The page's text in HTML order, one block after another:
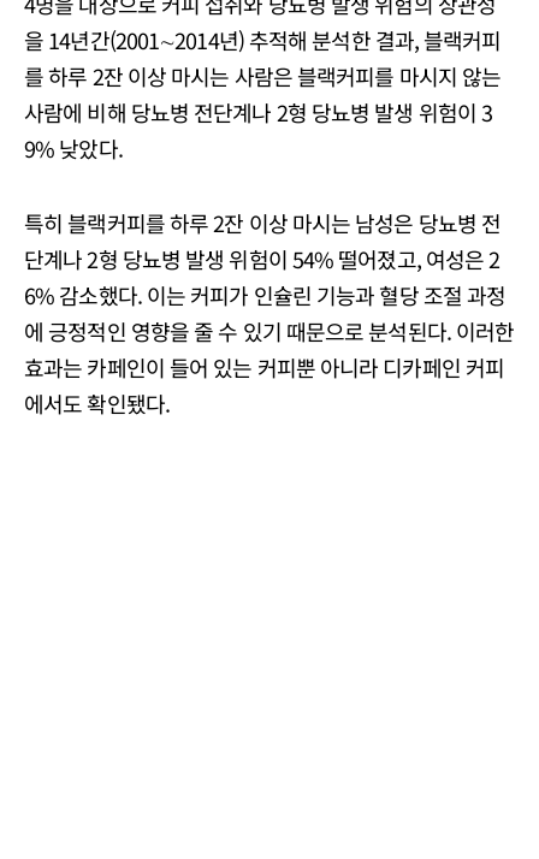
을 14년간(2001∼2014년) 추적해 분석한 결과, 블랙커피
를 하루 2잔 이상 마시는 사람은 블랙커피를 마시지 않는
사람에 비해 당뇨병 전단계나 2형 당뇨병 발생 위험이 3
9% 낮았다.
특히 블랙커피를 하루 2잔 이상 마시는 남성은 당뇨병 전
단계나 2형 당뇨병 발생 위험이 54% 떨어졌고, 여성은 2
6% 감소했다. 이는 커피가 인슐린 기능과 혈당 조절 과정
에 긍정적인 영향을 줄 수 있기 때문으로 분석된다. 이러한
효과는 카페인이 들어 있는 커피뿐 아니라 디카페인 커피
에서도 확인됐다.